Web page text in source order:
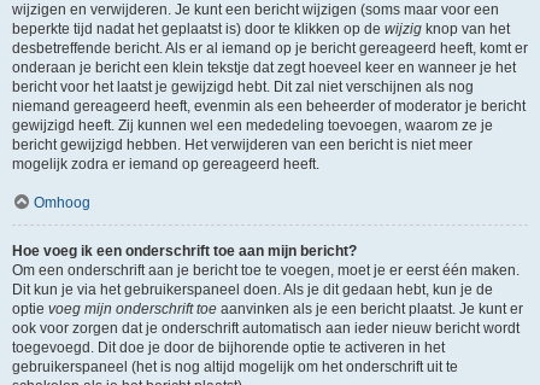
wijzigen en verwijderen. Je kunt een bericht wijzigen (soms maar voor een
beperkte tijd nadat het geplaatst is) door te klikken op de wijzig knop van het
desbetreffende bericht. Als er al iemand op je bericht gereageerd heeft, komt er
onderaan je bericht een klein tekstje dat zegt hoeveel keer en wanneer je het
bericht voor het laatst je gewijzigd hebt. Dit zal niet verschijnen als nog
niemand gereageerd heeft, evenmin als een beheerder of moderator je bericht
gewijzigd heeft. Zij kunnen wel een mededeling toevoegen, waarom ze je
bericht gewijzigd hebben. Het verwijderen van een bericht is niet meer
mogelijk zodra er iemand op gereageerd heeft.
Omhoog
Hoe voeg ik een onderschrift toe aan mijn bericht?
Om een onderschrift aan je bericht toe te voegen, moet je er eerst één maken.
Dit kun je via het gebruikerspaneel doen. Als je dit gedaan hebt, kun je de
optie voeg mijn onderschrift toe aanvinken als je een bericht plaatst. Je kunt er
ook voor zorgen dat je onderschrift automatisch aan ieder nieuw bericht wordt
toegevoegd. Dit doe je door de bijhorende optie te activeren in het
gebruikerspaneel (het is nog altijd mogelijk om het onderschrift uit te